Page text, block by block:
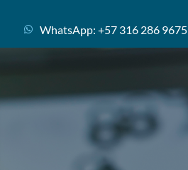
WhatsApp: +57 316 286 9675